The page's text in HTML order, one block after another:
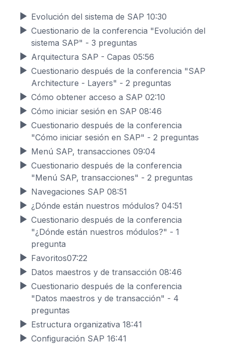
Evolución del sistema de SAP 10:30
Cuestionario de la conferencia "Evolución del
sistema SAP" - 3 preguntas
Arquitectura SAP - Capas 05:56
Cuestionario después de la conferencia "SAP
Architecture - Layers" - 2 preguntas
Cómo obtener acceso a SAP 02:10
Cómo iniciar sesión en SAP 08:46
Cuestionario después de la conferencia
"Cómo iniciar sesión en SAP" - 2 preguntas
Menú SAP, transacciones 09:04
Cuestionario después de la conferencia
"Menú SAP, transacciones" - 2 preguntas
Navegaciones SAP 08:51
¿Dónde están nuestros módulos? 04:51
Cuestionario después de la conferencia
"¿Dónde están nuestros módulos?" - 1
pregunta
Favoritos07:22
Datos maestros y de transacción 08:46
Cuestionario después de la conferencia
"Datos maestros y de transacción" - 4
preguntas
Estructura organizativa 18:41
Configuración SAP 16:41